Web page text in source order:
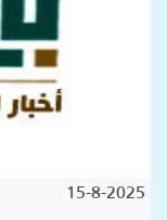
15-8-2025